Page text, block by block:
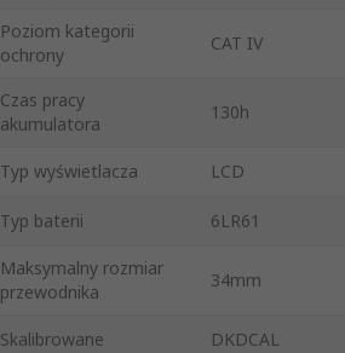
Poziom kategorii
ochrony
CAT IV
Czas pracy
akumulatora
130h
Typ wyświetlacza LCD
Typ baterii 6LR61
Maksymalny rozmiar
przewodnika
34mm
Skalibrowane DKDCAL